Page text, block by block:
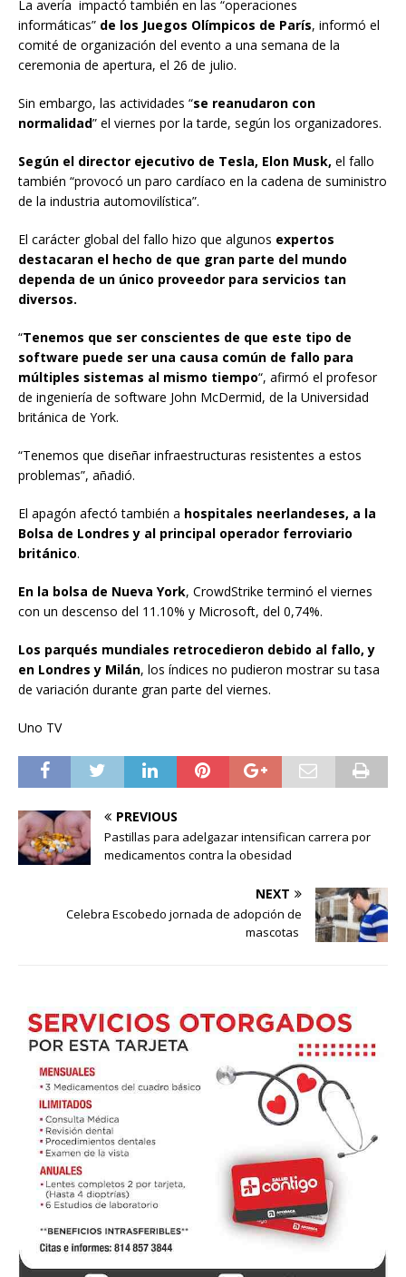
La avería impactó también en las “operaciones
informáticas” de los Juegos Olímpicos de París, informó el
comité de organización del evento a una semana de la
ceremonia de apertura, el 26 de julio.
Sin embargo, las actividades “se reanudaron con
normalidad” el viernes por la tarde, según los organizadores.
Según el director ejecutivo de Tesla, Elon Musk, el fallo
también “provocó un paro cardíaco en la cadena de suministro
de la industria automovilística”.
El carácter global del fallo hizo que algunos expertos
destacaran el hecho de que gran parte del mundo
dependa de un único proveedor para servicios tan
diversos.
“Tenemos que ser conscientes de que este tipo de
software puede ser una causa común de fallo para
múltiples sistemas al mismo tiempo“, afirmó el profesor
de ingeniería de software John McDermid, de la Universidad
británica de York.
“Tenemos que diseñar infraestructuras resistentes a estos
problemas”, añadió.
El apagón afectó también a hospitales neerlandeses, a la
Bolsa de Londres y al principal operador ferroviario
británico.
En la bolsa de Nueva York, CrowdStrike terminó el viernes
con un descenso del 11.10% y Microsoft, del 0,74%.
Los parqués mundiales retrocedieron debido al fallo, y
en Londres y Milán, los índices no pudieron mostrar su tasa
de variación durante gran parte del viernes.
Uno TV
PREVIOUS
Pastillas para adelgazar intensifican carrera por
medicamentos contra la obesidad
NEXT
Celebra Escobedo jornada de adopción de
mascotas